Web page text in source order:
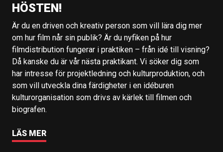
HÖSTEN!
Är du en driven och kreativ person som vill lära dig mer
om hur film når sin publik? Är du nyfiken på hur
filmdistribution fungerar i praktiken – från idé till visning?
Då kanske du är vår nästa praktikant. Vi söker dig som
har intresse för projektledning och kulturproduktion, och
som vill utveckla dina färdigheter i en idéburen
kulturorganisation som drivs av kärlek till filmen och
biografen.
LÄS MER